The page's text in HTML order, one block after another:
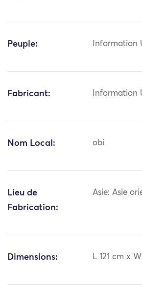
Peuple: Information
Fabricant: Information
Nom Local: obi
Lieu de
Fabrication:
Asie: Asie
Dimensions: L 121 cm x